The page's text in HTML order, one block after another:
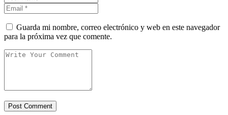
Guarda mi nombre, correo electrónico y web en este navegador
para la próxima vez que comente.